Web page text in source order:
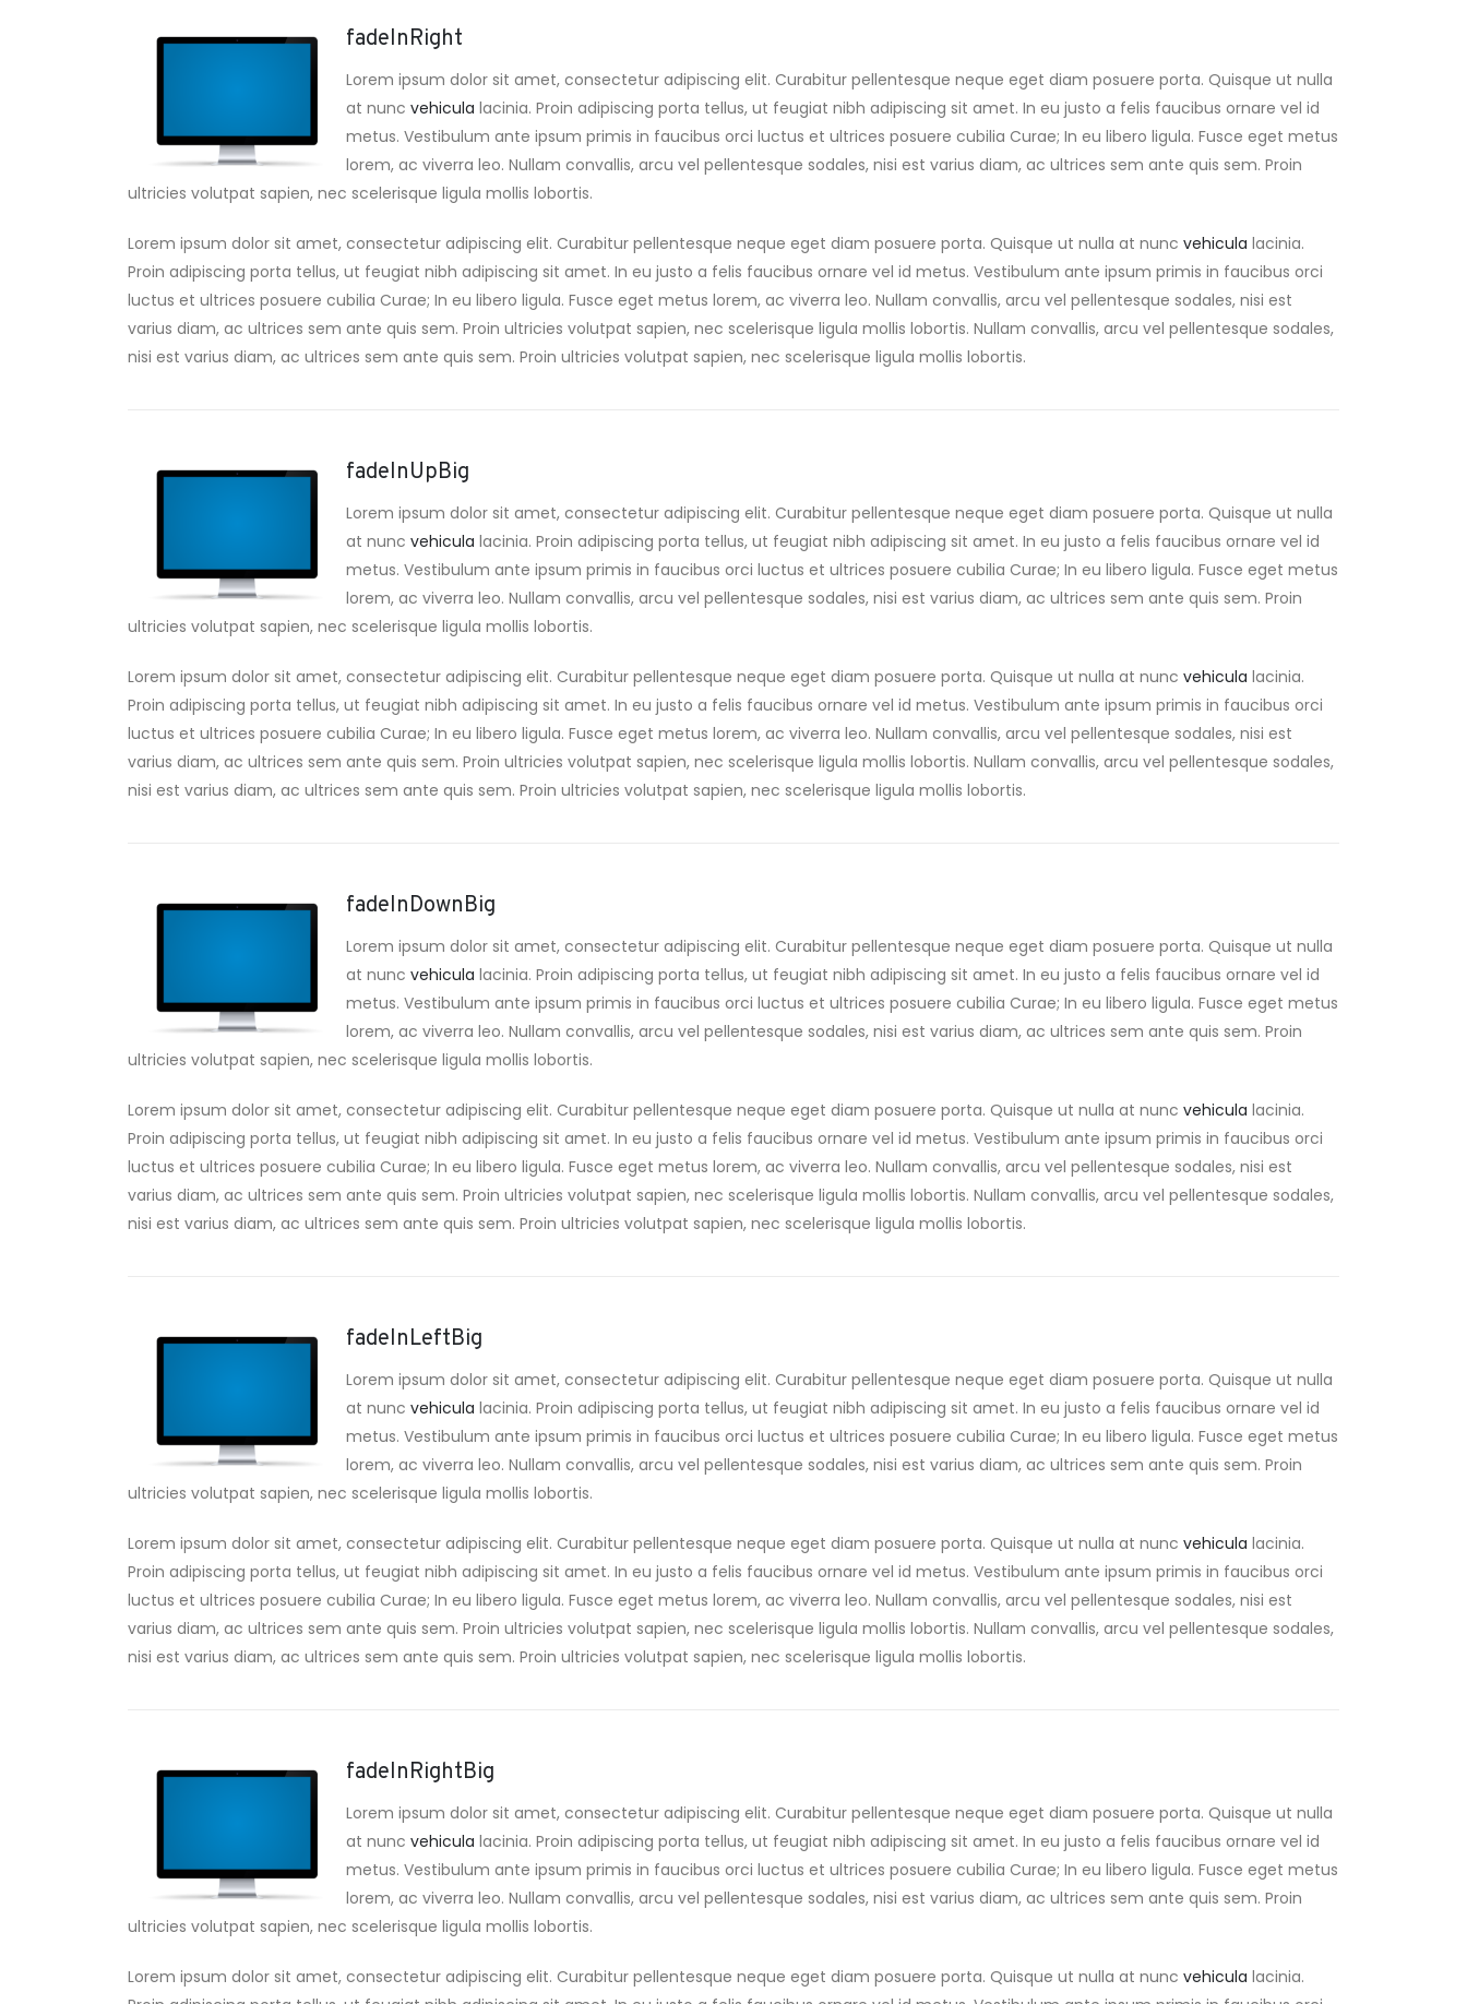
fadeInRight
Lorem ipsum dolor sit amet, consectetur adipiscing elit. Curabitur pellentesque neque eget diam posuere porta. Quisque ut nulla
at nunc vehicula lacinia. Proin adipiscing porta tellus, ut feugiat nibh adipiscing sit amet. In eu justo a felis faucibus ornare vel id
metus. Vestibulum ante ipsum primis in faucibus orci luctus et ultrices posuere cubilia Curae; In eu libero ligula. Fusce eget metus
lorem, ac viverra leo. Nullam convallis, arcu vel pellentesque sodales, nisi est varius diam, ac ultrices sem ante quis sem. Proin
ultricies volutpat sapien, nec scelerisque ligula mollis lobortis.
Lorem ipsum dolor sit amet, consectetur adipiscing elit. Curabitur pellentesque neque eget diam posuere porta. Quisque ut nulla at nunc vehicula lacinia.
Proin adipiscing porta tellus, ut feugiat nibh adipiscing sit amet. In eu justo a felis faucibus ornare vel id metus. Vestibulum ante ipsum primis in faucibus orci
luctus et ultrices posuere cubilia Curae; In eu libero ligula. Fusce eget metus lorem, ac viverra leo. Nullam convallis, arcu vel pellentesque sodales, nisi est
varius diam, ac ultrices sem ante quis sem. Proin ultricies volutpat sapien, nec scelerisque ligula mollis lobortis. Nullam convallis, arcu vel pellentesque sodales,
nisi est varius diam, ac ultrices sem ante quis sem. Proin ultricies volutpat sapien, nec scelerisque ligula mollis lobortis.
fadeInUpBig
Lorem ipsum dolor sit amet, consectetur adipiscing elit. Curabitur pellentesque neque eget diam posuere porta. Quisque ut nulla
at nunc vehicula lacinia. Proin adipiscing porta tellus, ut feugiat nibh adipiscing sit amet. In eu justo a felis faucibus ornare vel id
metus. Vestibulum ante ipsum primis in faucibus orci luctus et ultrices posuere cubilia Curae; In eu libero ligula. Fusce eget metus
lorem, ac viverra leo. Nullam convallis, arcu vel pellentesque sodales, nisi est varius diam, ac ultrices sem ante quis sem. Proin
ultricies volutpat sapien, nec scelerisque ligula mollis lobortis.
Lorem ipsum dolor sit amet, consectetur adipiscing elit. Curabitur pellentesque neque eget diam posuere porta. Quisque ut nulla at nunc vehicula lacinia.
Proin adipiscing porta tellus, ut feugiat nibh adipiscing sit amet. In eu justo a felis faucibus ornare vel id metus. Vestibulum ante ipsum primis in faucibus orci
luctus et ultrices posuere cubilia Curae; In eu libero ligula. Fusce eget metus lorem, ac viverra leo. Nullam convallis, arcu vel pellentesque sodales, nisi est
varius diam, ac ultrices sem ante quis sem. Proin ultricies volutpat sapien, nec scelerisque ligula mollis lobortis. Nullam convallis, arcu vel pellentesque sodales,
nisi est varius diam, ac ultrices sem ante quis sem. Proin ultricies volutpat sapien, nec scelerisque ligula mollis lobortis.
fadeInDownBig
Lorem ipsum dolor sit amet, consectetur adipiscing elit. Curabitur pellentesque neque eget diam posuere porta. Quisque ut nulla
at nunc vehicula lacinia. Proin adipiscing porta tellus, ut feugiat nibh adipiscing sit amet. In eu justo a felis faucibus ornare vel id
metus. Vestibulum ante ipsum primis in faucibus orci luctus et ultrices posuere cubilia Curae; In eu libero ligula. Fusce eget metus
lorem, ac viverra leo. Nullam convallis, arcu vel pellentesque sodales, nisi est varius diam, ac ultrices sem ante quis sem. Proin
ultricies volutpat sapien, nec scelerisque ligula mollis lobortis.
Lorem ipsum dolor sit amet, consectetur adipiscing elit. Curabitur pellentesque neque eget diam posuere porta. Quisque ut nulla at nunc vehicula lacinia.
Proin adipiscing porta tellus, ut feugiat nibh adipiscing sit amet. In eu justo a felis faucibus ornare vel id metus. Vestibulum ante ipsum primis in faucibus orci
luctus et ultrices posuere cubilia Curae; In eu libero ligula. Fusce eget metus lorem, ac viverra leo. Nullam convallis, arcu vel pellentesque sodales, nisi est
varius diam, ac ultrices sem ante quis sem. Proin ultricies volutpat sapien, nec scelerisque ligula mollis lobortis. Nullam convallis, arcu vel pellentesque sodales,
nisi est varius diam, ac ultrices sem ante quis sem. Proin ultricies volutpat sapien, nec scelerisque ligula mollis lobortis.
fadeInLeftBig
Lorem ipsum dolor sit amet, consectetur adipiscing elit. Curabitur pellentesque neque eget diam posuere porta. Quisque ut nulla
at nunc vehicula lacinia. Proin adipiscing porta tellus, ut feugiat nibh adipiscing sit amet. In eu justo a felis faucibus ornare vel id
metus. Vestibulum ante ipsum primis in faucibus orci luctus et ultrices posuere cubilia Curae; In eu libero ligula. Fusce eget metus
lorem, ac viverra leo. Nullam convallis, arcu vel pellentesque sodales, nisi est varius diam, ac ultrices sem ante quis sem. Proin
ultricies volutpat sapien, nec scelerisque ligula mollis lobortis.
Lorem ipsum dolor sit amet, consectetur adipiscing elit. Curabitur pellentesque neque eget diam posuere porta. Quisque ut nulla at nunc vehicula lacinia.
Proin adipiscing porta tellus, ut feugiat nibh adipiscing sit amet. In eu justo a felis faucibus ornare vel id metus. Vestibulum ante ipsum primis in faucibus orci
luctus et ultrices posuere cubilia Curae; In eu libero ligula. Fusce eget metus lorem, ac viverra leo. Nullam convallis, arcu vel pellentesque sodales, nisi est
varius diam, ac ultrices sem ante quis sem. Proin ultricies volutpat sapien, nec scelerisque ligula mollis lobortis. Nullam convallis, arcu vel pellentesque sodales,
nisi est varius diam, ac ultrices sem ante quis sem. Proin ultricies volutpat sapien, nec scelerisque ligula mollis lobortis.
fadeInRightBig
Lorem ipsum dolor sit amet, consectetur adipiscing elit. Curabitur pellentesque neque eget diam posuere porta. Quisque ut nulla
at nunc vehicula lacinia. Proin adipiscing porta tellus, ut feugiat nibh adipiscing sit amet. In eu justo a felis faucibus ornare vel id
metus. Vestibulum ante ipsum primis in faucibus orci luctus et ultrices posuere cubilia Curae; In eu libero ligula. Fusce eget metus
lorem, ac viverra leo. Nullam convallis, arcu vel pellentesque sodales, nisi est varius diam, ac ultrices sem ante quis sem. Proin
ultricies volutpat sapien, nec scelerisque ligula mollis lobortis.
Lorem ipsum dolor sit amet, consectetur adipiscing elit. Curabitur pellentesque neque eget diam posuere porta. Quisque ut nulla at nunc vehicula lacinia.